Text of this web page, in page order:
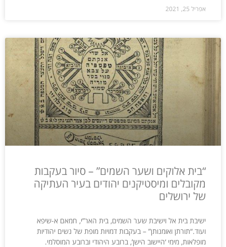
אפריל 25, 2021
“בית אלוקים ושער השמים” – סיור בעקבות
מקובלים ומיסטיקנים יהודים בעיר העתיקה
של ירושלים
ישיבת בית אל וישיבת שער השמים, בית האר”י, חמאם א-שיפא
ועוד.“תורתן ואומנותן” – בעקבות דמויות מופת של נשים יהודיות
מופלאות, מימי ‘היישוב הישן’, ברובע היהודי וברובע המוסלמי.